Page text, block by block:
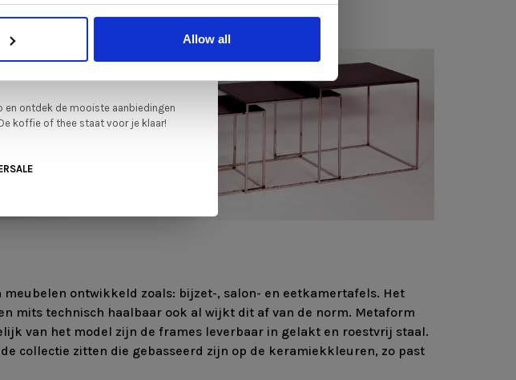
Allow all
ontwikkeld zoals: bijzet-, salon- en eetkamertafels. Het
mits technisch haalbaar ook al wijkt dit af van de norm. Metaform
van het model zijn de frames leverbaar in gelakt en roestvrij staal.
collectie zitten die gebasseerd zijn op de keramiekkleuren, zo past
naar wens samen te stellen,
die je van Snip Wonen+ mag
en ontdek de mooiste aanbiedingen
koffie of thee staat voor je klaar!